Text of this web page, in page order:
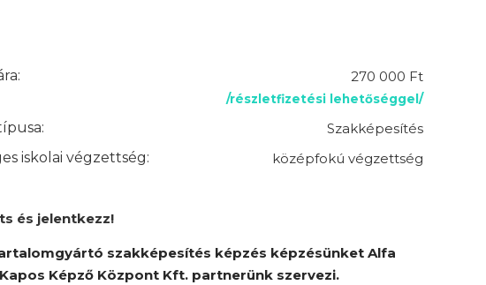
270 000 Ft
/részletfizetési lehetőséggel/
Szakképesítés
iskolai végzettség:
középfokú végzettség
és jelentkezz!
szakképesítés képzés képzésünket Alfa
Kapos Képző Központ Kft. partnerünk szervezi.